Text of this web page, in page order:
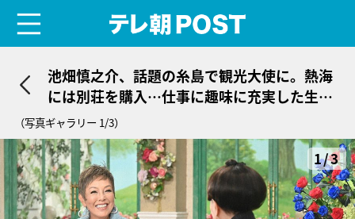
池畑慎之介、話題の糸島で観光大使に。熱海
には別荘を購入…仕事に趣味に充実した生活
ぶり
（写真ギャラリー 1/3）
1/3